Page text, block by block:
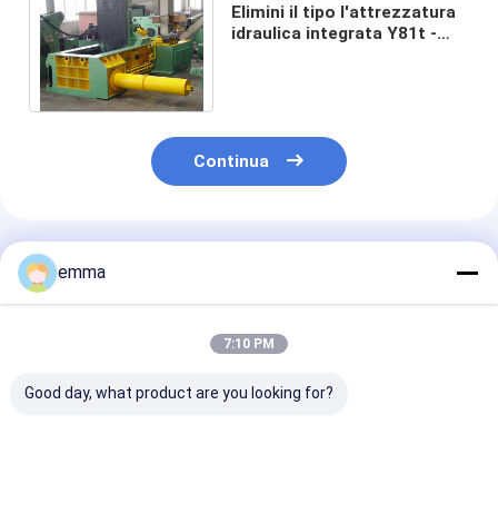
Elimini il tipo l'attrezzatura
idraulica integrata Y81t -
Continua
Prodotti Raccomandati
emma
7:10 PM
Good day, what product are you looking for?